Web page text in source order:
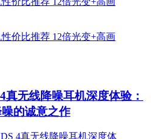
无线降噪耳机深度体验：
的诚意之作